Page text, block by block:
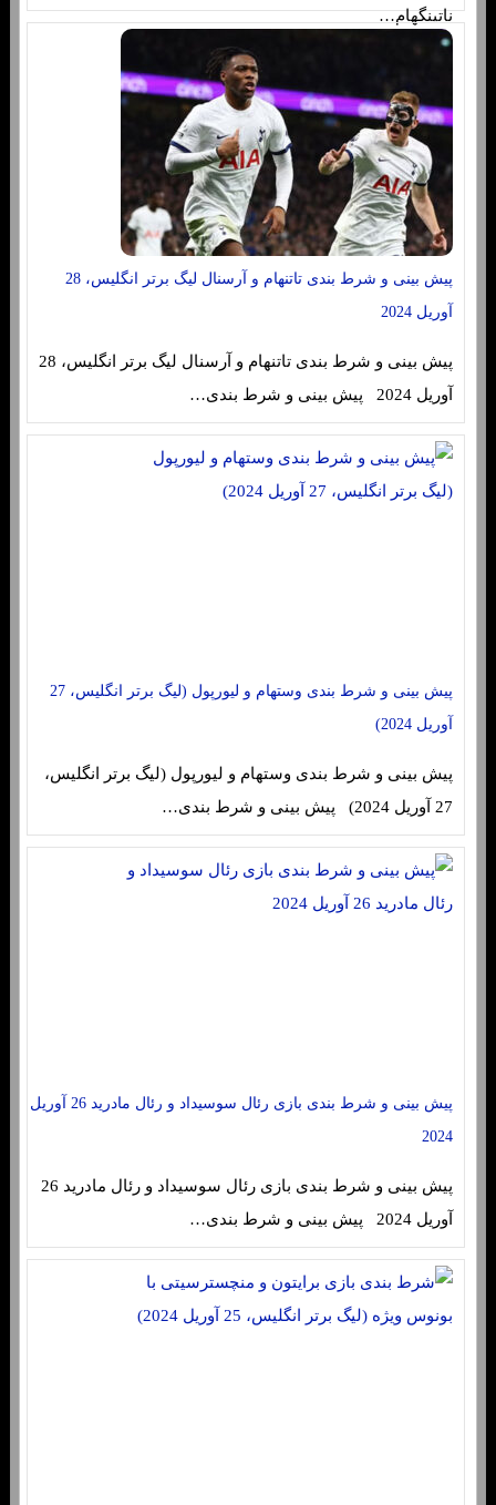
ناتینگهام…
پیش بینی و شرط بندی تاتنهام و آرسنال لیگ برتر انگلیس، 28
آوریل 2024
پیش بینی و شرط بندی تاتنهام و آرسنال لیگ برتر انگلیس، 28
آوریل 2024 پیش بینی و شرط بندی…
پیش بینی و شرط بندی وستهام و لیورپول (لیگ برتر انگلیس، 27
آوریل 2024)
پیش بینی و شرط بندی وستهام و لیورپول (لیگ برتر انگلیس،
27 آوریل 2024) پیش بینی و شرط بندی…
پیش بینی و شرط بندی بازی رئال سوسیداد و رئال مادرید 26 آوریل
2024
پیش بینی و شرط بندی بازی رئال سوسیداد و رئال مادرید 26
آوریل 2024 پیش بینی و شرط بندی…